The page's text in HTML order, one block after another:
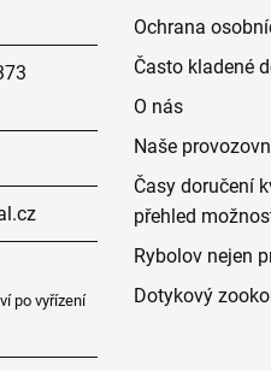
po vyřízení
Ochrana
Často kladené
O nás
Naše
Časy doručení
přehled
Rybolov nejen
Dotykový